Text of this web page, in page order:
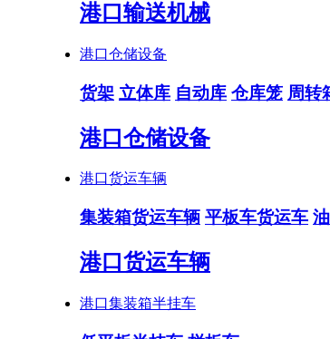
港口输送机械
港口仓储设备
货架 立体库 自动库 仓库笼 周转
港口仓储设备
港口货运车辆
集装箱货运车辆 平板车货运车
港口货运车辆
港口集装箱半挂车